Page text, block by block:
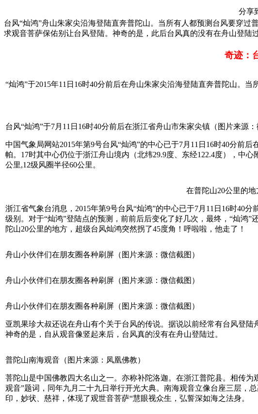
分享
台风“灿鸿”舟山朱家尖沿海登陆直奔普陀山。当所有人都预测台风要穿
求观音菩萨保佑别让台风登陆。神奇的是，此后台风真的没有在舟山登陆
奇迹：
“灿鸿”于2015年11日16时40分前后在舟山朱家尖沿海登陆直奔普陀山。当
台风“灿鸿”于7月11日16时40分前后在浙江省舟山市朱家尖镇（图片来源：
中国气象局网站2015年第9号台风“灿鸿”的中心已于7月11日16时40分前
帕。17时其中心仍位于浙江舟山境内（北纬29.9度、东经122.4度），中
公里,12级风圈半径60公里。
在普陀山20公里的
浙江省气象台消息，2015年第9号台风“灿鸿”的中心已于7月11日16时40
级别。对于“灿鸿”登陆点的预测，前前后后变化了好几次，最终，“灿鸿
陀山20公里的地方，超级台风灿鸿突然拐了45度角！呼啦啦，他走了！
舟山小伙伴们在朋友圈各种刷屏（图片来源：微信截图）
舟山小伙伴们在朋友圈各种刷屏（图片来源：微信截图）
舟山小伙伴们在朋友圈各种刷屏（图片来源：微信截图）
亚凯果珍大叔还说在舟山有个关于台风的传说。据说以前经常有台风登
神奇的是，自从观音像竖起来后，台风真的没有在舟山登陆过。
普陀山南海观音（图片来源：凤凰佛教）
菩陀山是中国佛教四大名山之一。亦称补陀洛迦。在浙江普陀县。相传
观音”题词，同年九月二十九日举行开光大典。南海观音立像台座三层，
印，妙状、慈祥，体现了观世音菩萨“慧眼视众生，弘誓深如海之法身。